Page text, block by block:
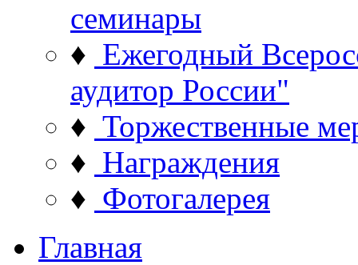
семинары
♦ Ежегодный
аудитор России"
♦ Торжественные
♦ Награждения
♦ Фотогалерея
Главная